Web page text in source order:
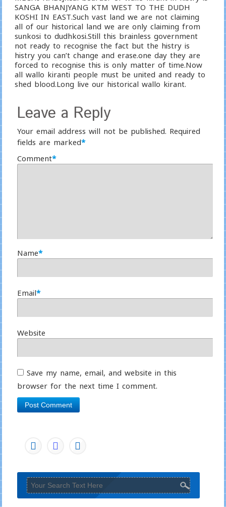
SANGA BHANJYANG KTM WEST TO THE DUDH
KOSHI IN EAST.Such vast land we are not claiming
all of our historical land we are only claiming from
sunkosi to dudhkosi.Still this brainless government
not ready to recognise the fact but the histry is
histry you can’t change and erase.one day they are
forced to recognise this is only matter of time.Now
all wallo kiranti people must be united and ready to
shed blood.Long live our historical wallo kirant.
Leave a Reply
Your email address will not be published. Required
fields are marked*
Comment*
Name*
Email*
Website
Save my name, email, and website in this
browser for the next time I comment.